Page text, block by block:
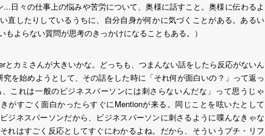
...日々の仕事上の悩みや苦労について、奥様に話すこと。奥様に伝わるよ
直したりしているうちに、自分自身が何かに気づくことがある。あるい
もよらない質問が思考のきっかけになることもある。）
とカミさんが大きいかな。どっちも、つまんない話をしたら反応がないん
を始めようとして、その話をした時に「それ何が面白いの？」って返っ
これは一般のビジネスパーソンには刺さらないんだな」って思うじゃ
がすごく面白かったらすぐにMentionが来る。同じことを呟いたとして
ジネスパーソンだから、ビジネスパーソンに刺さるように喋んなきゃな
れはすごく反応としてすぐにわかるよね。だから、そういうプチ・リフ